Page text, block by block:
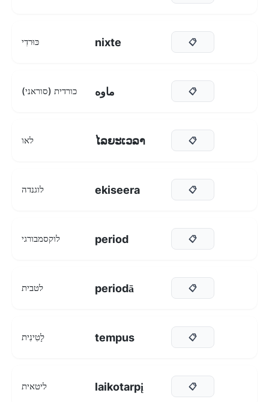
כּוּרדִי nixte 📋
כורדית (סוראני) ماوە 📋
לאו ໄລຍະເວລາ 📋
לוגנדה ekiseera 📋
לוקסמבורגי period 📋
לטבית periodā 📋
לָטִינִית tempus 📋
ליטאית laikotarpį 📋